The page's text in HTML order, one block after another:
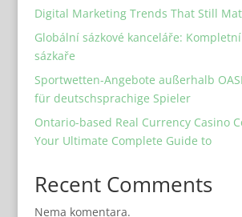
Digital Marketing Trends That Still
Globální sázkové kanceláře:
sázkaře
Sportwetten-Angebote außerhalb
für deutschsprachige Spieler
Ontario-based Real Currency Casino
Your Ultimate Complete Guide to
Recent Comments
Nema komentara.